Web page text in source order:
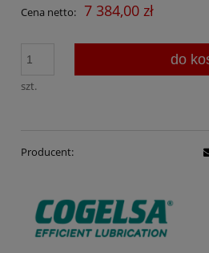
Cena netto: 7 384,00 zł
szt.
do
Producent: